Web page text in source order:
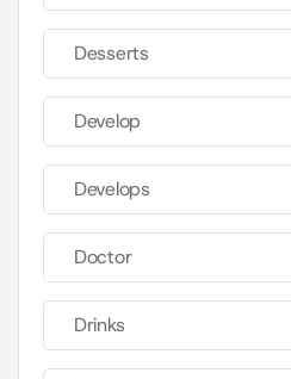
Desserts
Develop
Develops
Doctor
Drinks